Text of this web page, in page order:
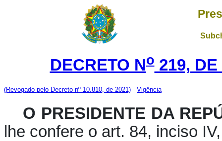
DECRETO No219, DE
(Revogado pelo Decreto nº 10.810, de 2021) Vigência
O PRESIDENTE DA
lhe confere o art. 84, inciso